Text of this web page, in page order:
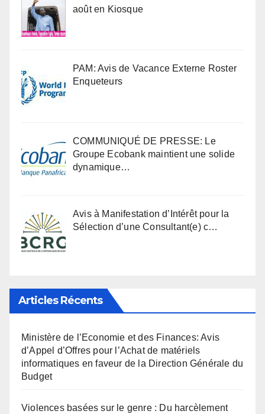
août en Kiosque
PAM: Avis de Vacance Externe Roster
Enqueteurs
COMMUNIQUÉ DE PRESSE: Le
Groupe Ecobank maintient une solide
dynamique…
Avis à Manifestation d’Intérêt pour la
Sélection d’une Consultant(e) c…
Articles Récents
Ministère de l’Economie et des Finances: Avis
d’Appel d’Offres pour l’Achat de matériels
informatiques en faveur de la Direction Générale du
Budget
Violences basées sur le genre : Du harcèlement